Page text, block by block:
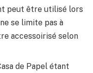
peut être utilisé lors
se limite pas à
accessoirisé selon
de Papel étant